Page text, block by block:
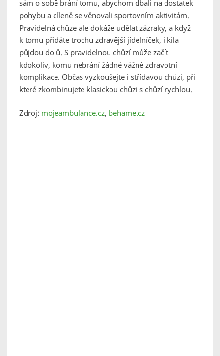
sám o sobě brání tomu, abychom dbali na dostatek
pohybu a cíleně se věnovali sportovním aktivitám.
Pravidelná chůze ale dokáže udělat zázraky, a když
k tomu přidáte trochu zdravější jídelníček, i kila
půjdou dolů. S pravidelnou chůzí může začít
kdokoliv, komu nebrání žádné vážné zdravotní
komplikace. Občas vyzkoušejte i střídavou chůzi, při
které zkombinujete klasickou chůzi s chůzí rychlou.
Zdroj: mojeambulance.cz, behame.cz